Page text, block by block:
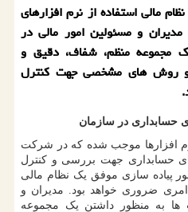
مالی استفاده از نرم‌ افزارهای
و مسئولین امور مالی در
مجموعه منظم، شفاف، دقیق و
و روش های مشخصی جهت کنترل
حسابداری در سازمان
‌افزارها موجب شده که در شرکت
حسابداری جهت بررسی و کنترل
پیاده‌ سازی موفق یک نظام مالی
امری ضروری خواهد بود. مدیران و
ها به منظور داشتن یک مجموعه